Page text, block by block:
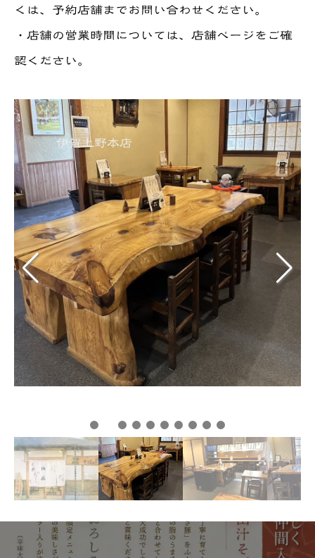
くは、予約店舗までお問い合わせください。
・店舗の営業時間については、店舗ページをご確
認ください。
伊賀上野本店